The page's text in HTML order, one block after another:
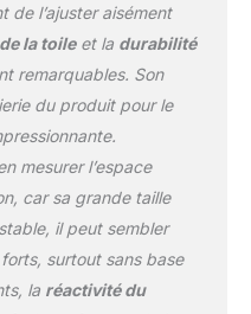
non garanti) et
outils préparés,
pouvez facilement
ce parasol de
en quelques
Structure du
stable : le parasol
décalé
est fabriqué
8 baleines en
le poteau
en aluminium
l’ajuster aisément
la toileet la durabilité
remarquables. Son
du produit pour le
mesurer l’espace
car sa grande taille
il peut sembler
surtout sans base
la réactivité du